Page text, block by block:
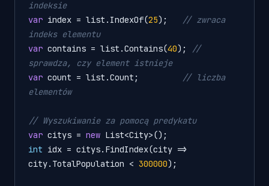
indeksie
var index = list.IndexOf(25);
// zwraca
indeks elementu
var contains = list.Contains(40);
//
sprawdza, czy element istnieje
var count = list.Count;
// liczba
elementów
// Wyszukiwanie za pomocą predykatu
var citys = new
int idx = citys.FindIndex(city =>
city.TotalPopulation < 300000);